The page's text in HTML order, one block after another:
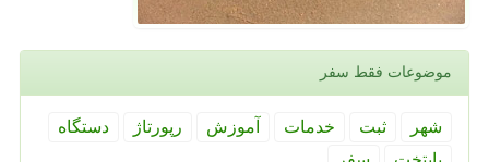
موضوعات فقط سفر
شهر ثبت خدمات آموزش رپورتاژ
دستگاه